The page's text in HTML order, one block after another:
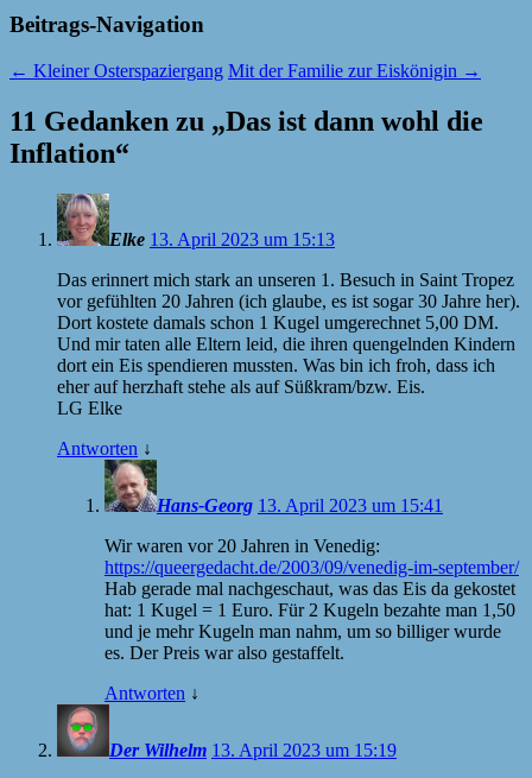
Beitrags-Navigation
← Kleiner Osterspaziergang Mit der Familie zur Eiskönigin →
11 Gedanken zu „Das ist dann wohl die
Inflation“
Elke 13. April 2023 um 15:13
Das erinnert mich stark an unseren 1. Besuch in Saint Tropez
vor gefühlten 20 Jahren (ich glaube, es ist sogar 30 Jahre her).
Dort kostete damals schon 1 Kugel umgerechnet 5,00 DM.
Und mir taten alle Eltern leid, die ihren quengelnden Kindern
dort ein Eis spendieren mussten. Was bin ich froh, dass ich
eher auf herzhaft stehe als auf Süßkram/bzw. Eis.
LG Elke
Antworten ↓
Hans-Georg 13. April 2023 um 15:41
Wir waren vor 20 Jahren in Venedig:
https://queergedacht.de/2003/09/venedig-im-september/
Hab gerade mal nachgeschaut, was das Eis da gekostet
hat: 1 Kugel = 1 Euro. Für 2 Kugeln bezahte man 1,50
und je mehr Kugeln man nahm, um so billiger wurde
es. Der Preis war also gestaffelt.
Antworten ↓
Der Wilhelm 13. April 2023 um 15:19